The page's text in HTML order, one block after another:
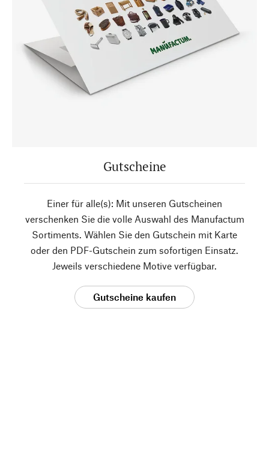
Gutscheine
Einer für alle(s): Mit unseren Gutscheinen
verschenken Sie die volle Auswahl des Manufactum
Sortiments. Wählen Sie den Gutschein mit Karte
oder den PDF-Gutschein zum sofortigen Einsatz.
Jeweils verschiedene Motive verfügbar.
Gutscheine kaufen